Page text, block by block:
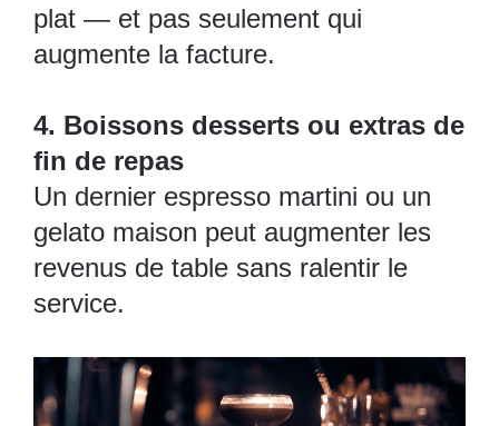
plat — et pas seulement qui
augmente la facture.
4. Boissons desserts ou extras de
fin de repas
Un dernier espresso martini ou un
gelato maison peut augmenter les
revenus de table sans ralentir le
service.